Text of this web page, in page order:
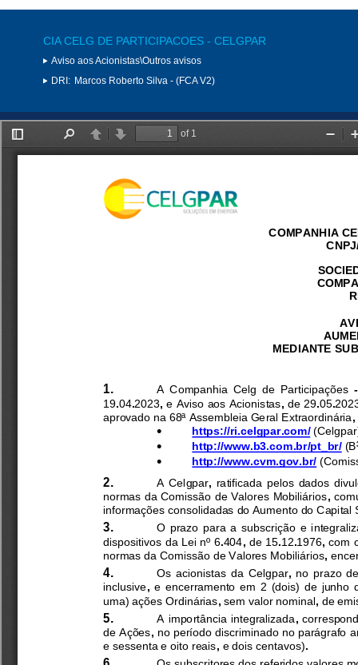
CIA CELG DE PARTICIPACOES - CELGPAR
Aviso aos Acionistas\Outros avisos
DRI: Marcos Roberto Silva - (FCA V2)